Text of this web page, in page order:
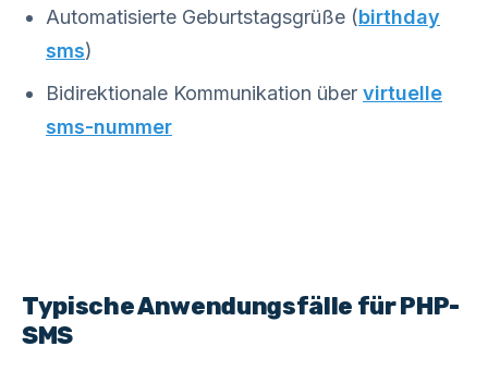
Automatisierte Geburtstagsgrüße (birthday
sms)
Bidirektionale Kommunikation über virtuelle
sms-nummer
Typische Anwendungsfälle für PHP-
SMS